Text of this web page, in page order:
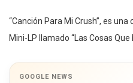
“Canción Para Mi Crush”, es
Mini-LP llamado “Las Cosas Que
GOOGLE NEWS